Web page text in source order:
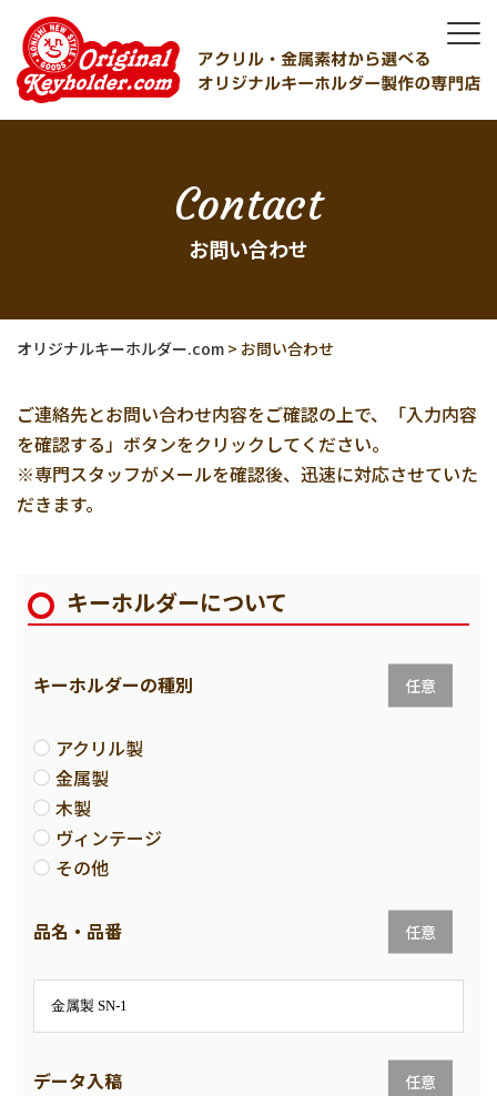
Contact
お問い合わせ
オリジナルキーホルダー.com > お問い合わせ
ご連絡先とお問い合わせ内容をご確認の上で、「入力内容
を確認する」ボタンをクリックしてください。
※専門スタッフがメールを確認後、迅速に対応させていた
だきます。
キーホルダーについて
キーホルダーの種別 任意
アクリル製
金属製
木製
ヴィンテージ
その他
品名・品番 任意
データ入稿 任意